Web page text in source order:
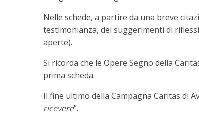
Nelle schede, a partire da una breve
testimonianza, dei suggerimenti di
aperte).
Si ricorda che le Opere Segno della
prima scheda.
Il fine ultimo della Campagna Caritas di
ricevere”.